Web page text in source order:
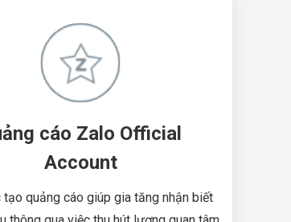
cáo Zalo Official
Account
tạo quảng cáo giúp gia tăng nhận biết